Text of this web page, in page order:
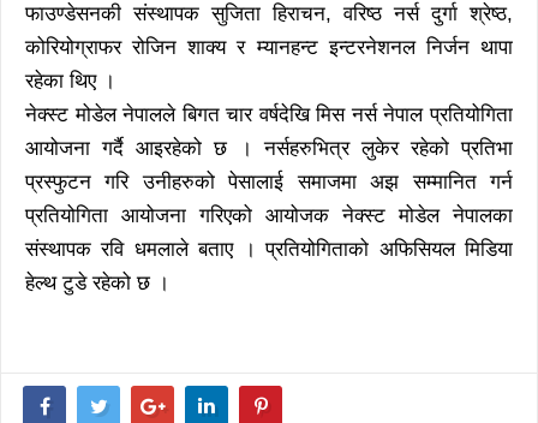
फाउण्डेसनकी संस्थापक सुजिता हिराचन, वरिष्ठ नर्स दुर्गा श्रेष्ठ,
कोरियोग्राफर रोजिन शाक्य र म्यानहन्ट इन्टरनेशनल निर्जन थापा
रहेका थिए ।
नेक्स्ट मोडेल नेपालले बिगत चार वर्षदेखि मिस नर्स नेपाल प्रतियोगिता
आयोजना गर्दै आइरहेको छ । नर्सहरुभित्र लुकेर रहेको प्रतिभा
प्रस्फुटन गरि उनीहरुको पेसालाई समाजमा अझ सम्मानित गर्न
प्रतियोगिता आयोजना गरिएको आयोजक नेक्स्ट मोडेल नेपालका
संस्थापक रवि धमलाले बताए । प्रतियोगिताको अफिसियल मिडिया
हेल्थ टुडे रहेको छ ।